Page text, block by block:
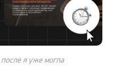
я уже могла